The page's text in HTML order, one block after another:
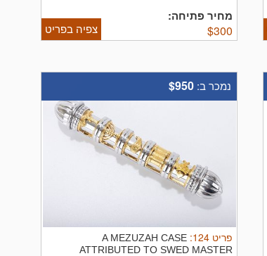
מחיר פתיחה:
$300 צפיה בפריט
נמכר ב: $950
פריט 124
:
A MEZUZAH CASE
ATTRIBUTED TO SWED MASTER